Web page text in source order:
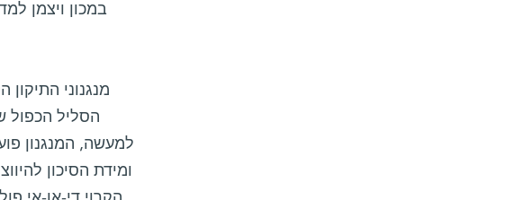
במכון ויצמן
מנגנוני
הסליל הכפול
למעשה, המנגנון
ומידת הסיכון